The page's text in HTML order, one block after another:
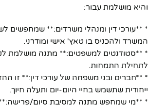
והיא מושלמת עבור:
* **עורכי דין ומנהלי משרדים:** שמחפשים
המשרד ולהכניס בו טאץ' אישי ומודרני.
* **סטודנטים למשפטים:** מתנה מושלמת
לתחילת התמחות.
* **חברים ובני משפחה של עורכי דין:** זו
ייחודית שתשמש בחיי היום-יום ותעלה חיוך.
* **מי שמחפש מתנה למסיבת סיום/פרישה:**